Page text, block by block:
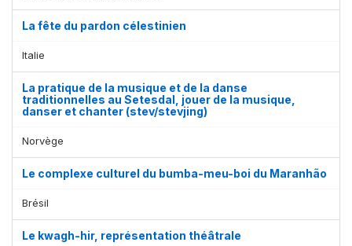
La fête du pardon célestinien
Italie
La pratique de la musique et de la danse
traditionnelles au Setesdal, jouer de la musique,
danser et chanter (stev/stevjing)
Norvège
Le complexe culturel du bumba-meu-boi du Maranhão
Brésil
Le kwagh-hir, représentation théâtrale